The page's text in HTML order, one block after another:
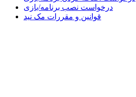
درخواست نصب برنامه/بازی
قوانین و مقررات مک نید